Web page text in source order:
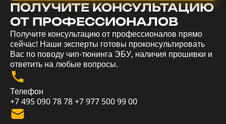
ПОЛУЧИТЕ КОНСУЛЬТАЦИЮ
ОТ ПРОФЕССИОНАЛОВ
Получите консультацию от профессионалов прямо
сейчас! Наши эксперты готовы проконсультировать
Вас по поводу чип-тюнинга ЭБУ, наличия прошивки и
ответить на любые вопросы.
Телефон
+7 495 090 78 78+7 977 500 99 00